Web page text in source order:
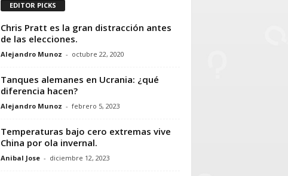
EDITOR PICKS
Chris Pratt es la gran distracción antes
de las elecciones.
Alejandro Munoz - octubre 22, 2020
Tanques alemanes en Ucrania: ¿qué
diferencia hacen?
Alejandro Munoz - febrero 5, 2023
Temperaturas bajo cero extremas vive
China por ola invernal.
Anibal Jose - diciembre 12, 2023